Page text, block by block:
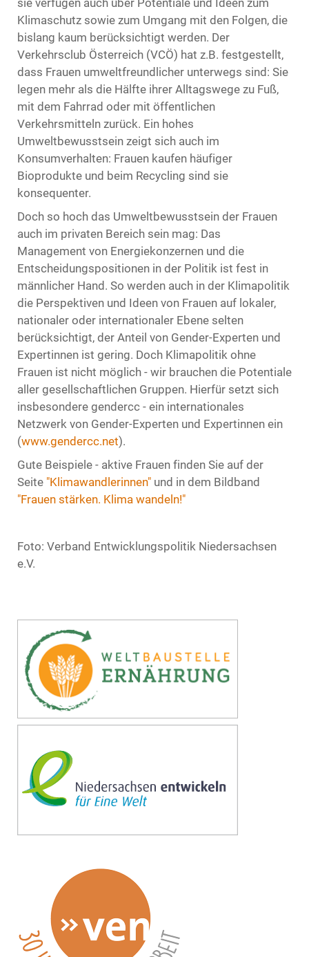
Klimaschutz sowie zum Umgang mit den Folgen, die
bislang kaum berücksichtigt werden. Der
Verkehrsclub Österreich (VCÖ) hat z.B. festgestellt,
dass Frauen umweltfreundlicher unterwegs sind: Sie
legen mehr als die Hälfte ihrer Alltagswege zu Fuß,
mit dem Fahrrad oder mit öffentlichen
Verkehrsmitteln zurück. Ein hohes
Umweltbewusstsein zeigt sich auch im
Konsumverhalten: Frauen kaufen häufiger
Bioprodukte und beim Recycling sind sie
konsequenter.
Doch so hoch das Umweltbewusstsein der Frauen
auch im privaten Bereich sein mag: Das
Management von Energiekonzernen und die
Entscheidungspositionen in der Politik ist fest in
männlicher Hand. So werden auch in der Klimapolitik
die Perspektiven und Ideen von Frauen auf lokaler,
nationaler oder internationaler Ebene selten
berücksichtigt, der Anteil von Gender-Experten und
Expertinnen ist gering. Doch Klimapolitik ohne
Frauen ist nicht möglich - wir brauchen die Potentiale
aller gesellschaftlichen Gruppen. Hierfür setzt sich
insbesondere gendercc - ein internationales
Netzwerk von Gender-Experten und Expertinnen ein
(www.gendercc.net).
Gute Beispiele - aktive Frauen finden Sie auf der
Seite "Klimawandlerinnen" und in dem Bildband
"Frauen stärken. Klima wandeln!"
Foto: Verband Entwicklungspolitik Niedersachsen
e.V.